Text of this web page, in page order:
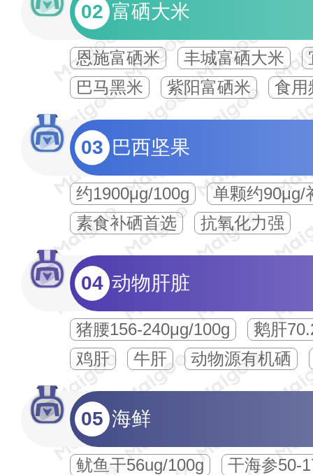
02 富硒大米
恩施富硒米 丰城富硒大米
巴马黑米
紫阳富硒米 食用
03 巴西坚果
约1900μg/100g
单颗约90μg/
素食补硒首选
抗氧化力强
04 动物肝脏
猪腰156-240μg/100g
鹅肝
鸡肝
牛肝 动物源有机硒
05 海鲜
鱿鱼干56ug/100g
干海参50-